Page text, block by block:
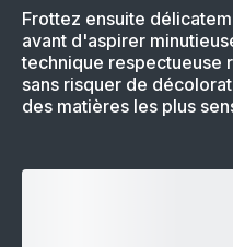
Frottez ensuite
avant d'aspirer
technique respectueuse
sans risquer de
des matières les plus